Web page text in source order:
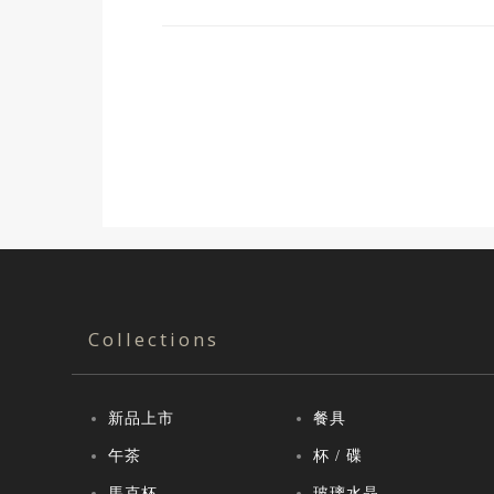
Collections
新品上市 餐具
午茶 杯 / 碟